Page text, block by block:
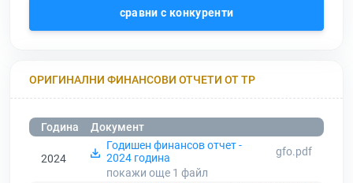
сравни с конкуренти
ОРИГИНАЛНИ ФИНАНСОВИ ОТЧЕТИ ОТ ТР
Година Документ
2024
Годишен финансов отчет -
2024 година
gfo.pdf
покажи още 1 файл